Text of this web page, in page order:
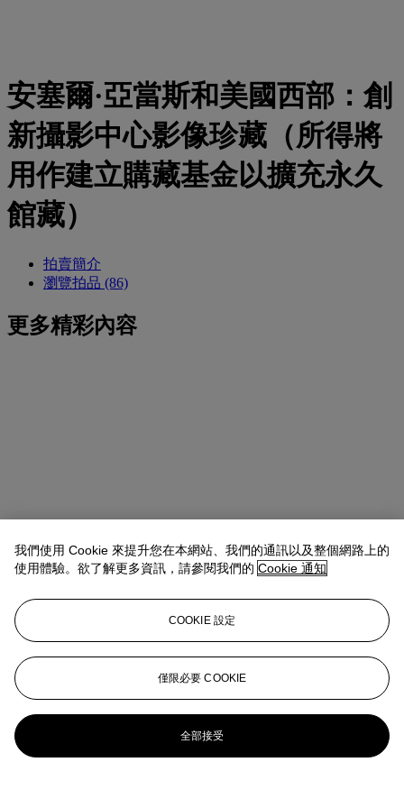
安塞爾·亞當斯和美國西部：創
新攝影中心影像珍藏（所得將
用作建立購藏基金以擴充永久
館藏）
拍賣簡介
瀏覽拍品 (86)
更多精彩內容
我們使用 Cookie 來提升您在本網站、我們的通訊以及整個網路上的
使用體驗。欲了解更多資訊，請參閱我們的 Cookie 通知
COOKIE 設定
僅限必要 COOKIE
全部接受